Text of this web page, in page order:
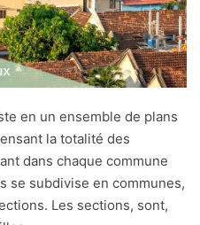
en un ensemble de plans
la totalité des
dans chaque commune
se subdivise en communes,
Les sections, sont,